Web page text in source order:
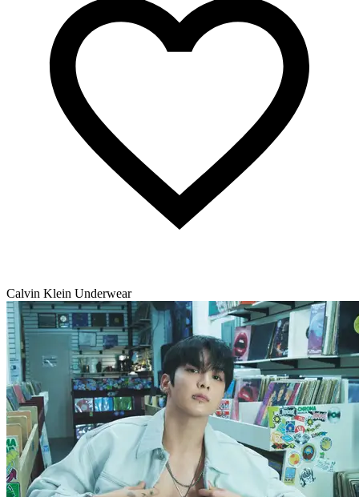
Calvin Klein Underwear